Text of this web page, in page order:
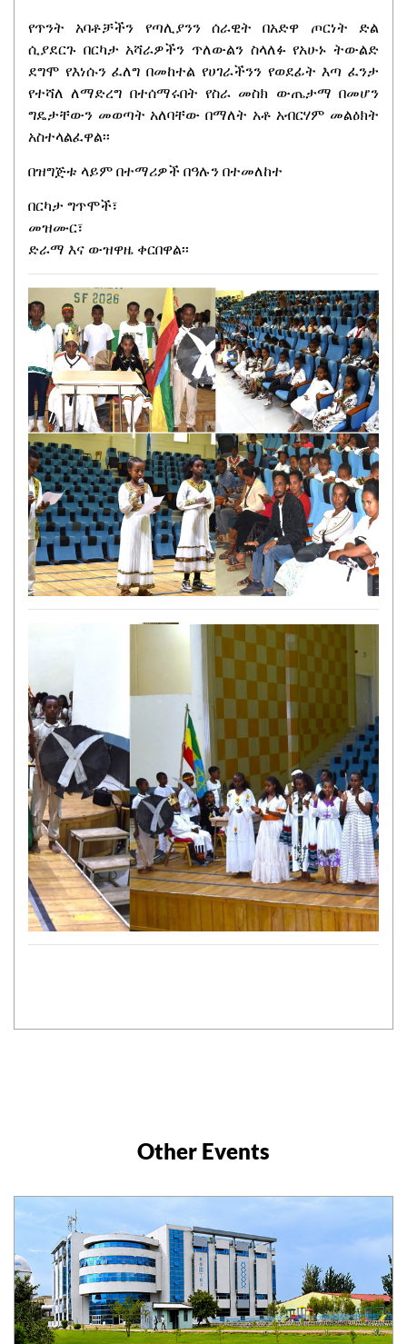
የጥንት አባቶቻችን የጣሊያንን ሰራዊት በአድዋ ጦርነት ድል
ሲያደርጉ በርካታ አሻራዎችን ጥለውልን ስላለፉ የአሁኑ ትውልድ
ደግሞ የእነሱን ፈለግ በመከተል የሀገራችንን የወደፊት እጣ ፈንታ
የተሻለ ለማድረግ በተሰማሩበት የስራ መስክ ውጤታማ በመሆን
ግዴታቸውን መወጣት አለባቸው በማለት አቶ አብርሃም መልዕክት
አስተላልፈዋል፡፡
በዝግጅቱ ላይም በተማሪዎች በዓሉን በተመለከተ
በርካታ ግጥሞች፣
መዝሙር፣
ድራማ እና ውዝዋዜ ቀርበዋል፡፡
Other Events